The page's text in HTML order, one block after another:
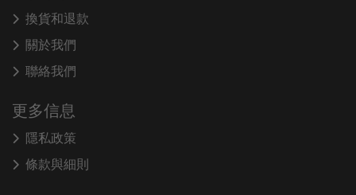
換貨和退款
關於我們
聯絡我們
更多信息
隱私政策
條款與細則